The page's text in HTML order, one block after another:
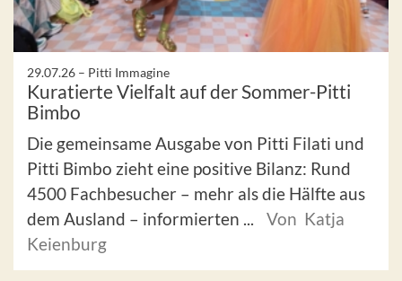
29.07.26 – Pitti Immagine
Kuratierte Vielfalt auf der Sommer-Pitti
Bimbo
Die gemeinsame Ausgabe von Pitti Filati und
Pitti Bimbo zieht eine positive Bilanz: Rund
4500 Fachbesucher – mehr als die Hälfte aus
dem Ausland – informierten ...
Von Katja
Keienburg